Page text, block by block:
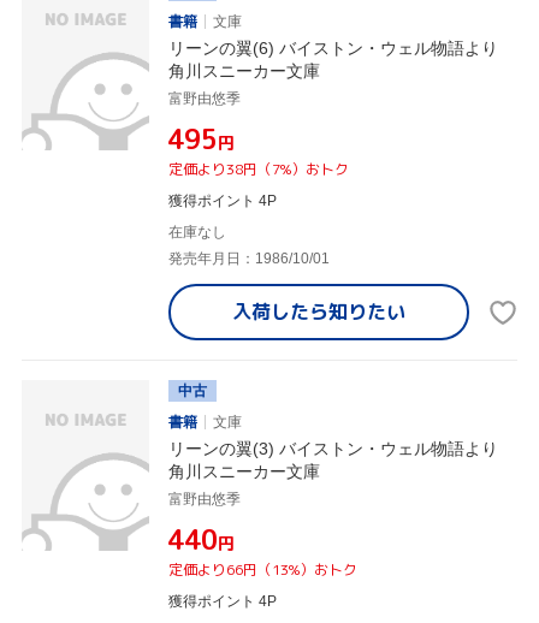
書籍
文庫
リーンの翼(6) バイストン・ウェル物語より
角川スニーカー文庫
富野由悠季
¥495円
定価より38円（7%）おトク
獲得ポイント 4P
在庫なし
発売年月日：1986/10/01
入荷したら知りたい
中古
書籍
文庫
リーンの翼(3) バイストン・ウェル物語より
角川スニーカー文庫
富野由悠季
¥440円
定価より66円（13%）おトク
獲得ポイント 4P